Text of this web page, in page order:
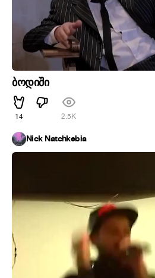
ბოდიში
14 2.5K
Nick Natchkebia